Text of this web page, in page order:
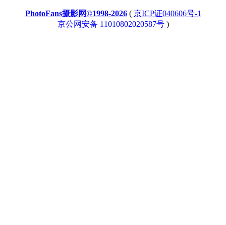
PhotoFans摄影网©1998-2026( 京ICP证040606号-1
京公网安备 11010802020587号)